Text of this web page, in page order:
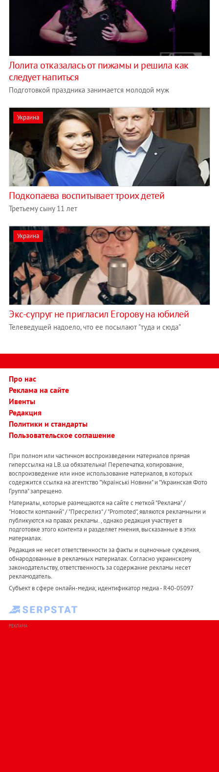
Лолита отказалась от пижамы и решила как
следует напиться
Подготовкой праздника занимается молодой муж
Украина
Подкопаева воспитывает троих детей
Третьему сыну 11 лет
Украина
Экс-супруг не пригласил Егорову на юбилей
Телеведущей надоело, что ее посылают "туда и сюда"
Про нас
Реклама на сайте
Ивенты
Редакция
Политики и стандарты
Пользовательское соглашение
При полном или частичном воспроизведении материалов прямая
гиперссылка на LB.ua обязательна! Перепечатка, копирование,
воспроизведение или иное использование материалов, в которых
содержится ссылка на агентство "Українськi Новини" и "Украинская Фото
Группа" запрещено.
Материалы, которые размещаются на сайте с меткой "Реклама" /
"Новости компаний" / "Пресрелиз" / "Promoted", являются рекламными и
публикуются на правах рекламы. , однако редакция участвует в
подготовке этого контента и разделяет мнения, высказанные в этих
материалах.
Редакция не несет ответственности за факты и оценочные суждения,
обнародованные в рекламных материалах. Согласно украинскому
законодательству, ответственность за содержание рекламы несет
рекламодатель.
Субъект в сфере онлайн-медиа; идентификатор медиа - R40-05097
РЕКЛАМА